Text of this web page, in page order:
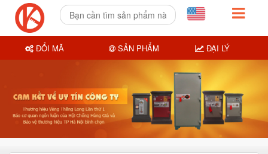
ĐỔI MÃ SẢN PHẨM ĐẠI LÝ